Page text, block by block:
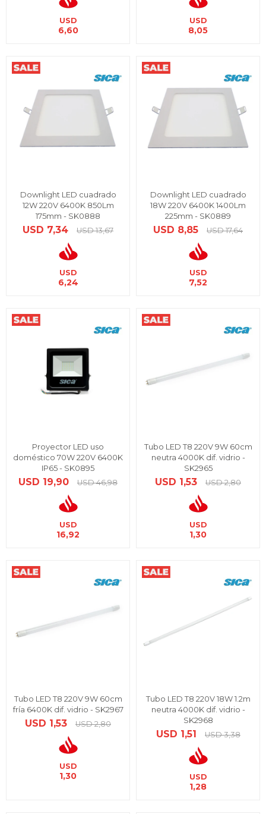
USD
6,60
USD
8,05
Downlight LED cuadrado
12W 220V 6400K 850Lm
175mm - SK0888
USD 7,34 USD 13,67
USD
6,24
Downlight LED cuadrado
18W 220V 6400K 1400Lm
225mm - SK0889
USD 8,85 USD 17,64
USD
7,52
Proyector LED uso
doméstico 70W 220V 6400K
IP65 - SK0895
USD 19,90 USD 46,98
USD
16,92
Tubo LED T8 220V 9W 60cm
neutra 4000K dif. vidrio -
SK2965
USD 1,53 USD 2,80
USD
1,30
Tubo LED T8 220V 9W 60cm
fría 6400K dif. vidrio - SK2967
USD 1,53 USD 2,80
USD
1,30
Tubo LED T8 220V 18W 1.2m
neutra 4000K dif. vidrio -
SK2968
USD 1,51 USD 3,38
USD
1,28